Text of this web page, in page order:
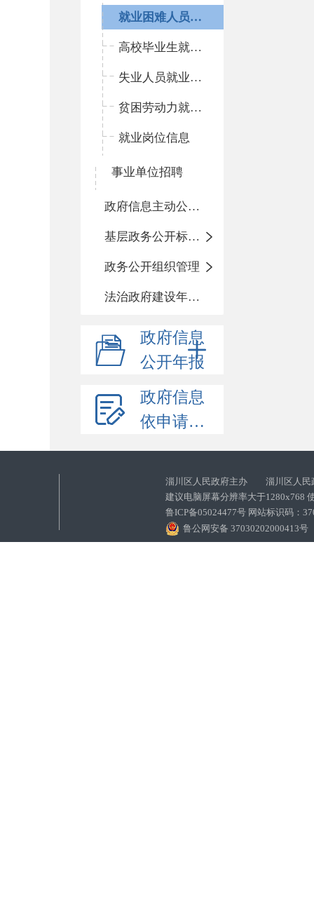
就业困难人员就业专项活动
高校毕业生就业专项活动
失业人员就业专项活动
贫困劳动力就业专项活动
就业岗位信息
事业单位招聘
政府信息主动公开基本目录
基层政务公开标准化目录
政务公开组织管理
法治政府建设年度报告
政府信息
公开年报
政府信息
依申请公开
淄川区人民政府主办 淄川区人民
建议电脑屏幕分辨率大于1280x768
鲁ICP备05024477号 网站标识码：
鲁公网安备 37030202000413号